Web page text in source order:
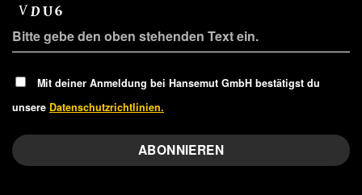
Mit deiner Anmeldung bei Hansemut GmbH bestätigst du
unsere Datenschutzrichtlinien.